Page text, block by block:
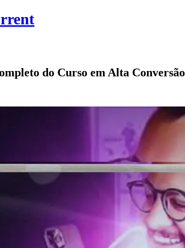
do Curso em Alta Conversão